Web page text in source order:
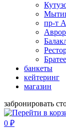
пр-т
банкеты
кейтеринг
магазин
забронировать
0 ₽